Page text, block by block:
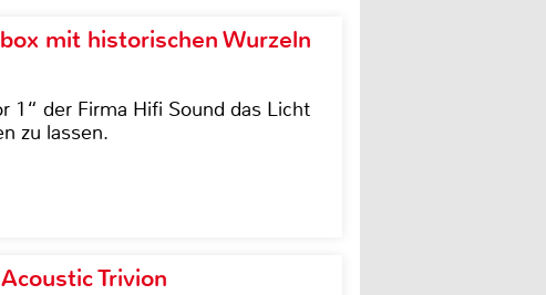
mit historischen Wurzeln
1“ der Firma Hifi Sound das Licht
zu lassen.
Trivion